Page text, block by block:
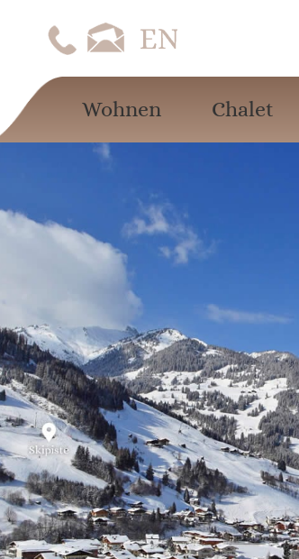
Wohnen Chalet